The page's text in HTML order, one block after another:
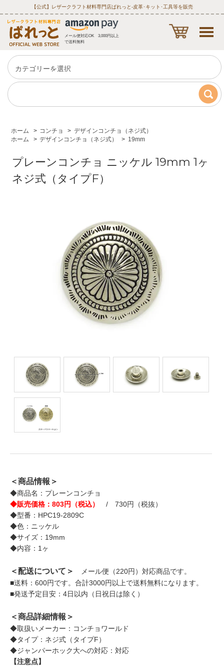
【公式】レザークラフト材料専門店ぱれっと‐皮革･キット･工具等を販売
メール便対応OK 3,000円以上
で送料無料
ホーム > コンチョ > デザインコンチョ（ネジ式）
ホーム
> デザインコンチョ（ネジ式） > 19mm
プレーンコンチョ ニッケル 19mm 1ヶ
ネジ式（タイプF）
＜商品情報＞
◆商品名：プレーンコンチョ
◆販売価格：803円（税込）
/ 730円（税抜）
◆型番：HPC19-2809C
◆色：ニッケル
◆サイズ：19mm
◆内容：1ヶ
＜配送について＞
メール便（220円）対応商品です。
■送料：600円です。合計3000円以上で送料無料になります。
■発送予定目安：4日以内（日祝日は除く）
＜商品詳細情報＞
◆取扱いメーカー：コンチョワールド
◆タイプ：ネジ式（タイプF）
◆ジャンパーホック大への対応：対応
【注意点】